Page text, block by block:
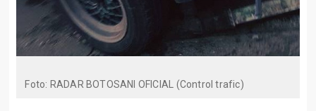
Foto: RADAR BOTOSANI OFICIAL (Control trafic)